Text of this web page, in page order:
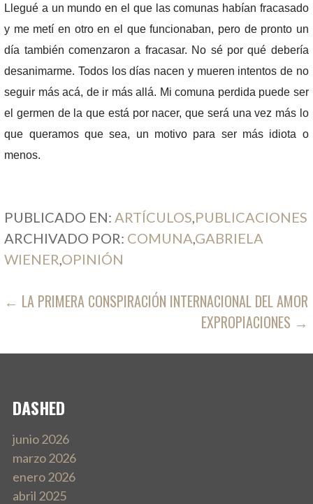
Llegué a un mundo en el que las comunas habían fracasado
y me metí en otro en el que funcionaban, pero de pronto un
día también comenzaron a fracasar. No sé por qué debería
desanimarme. Todos los días nacen y mueren intentos de no
seguir más acá, de ir más allá. Mi comuna perdida puede ser
el germen de la que está por nacer, que será una vez más lo
que queramos que sea, un motivo para ser más idiota o
menos.
PUBLICADO EN: ARTÍCULOS PUBLICACIONES
ARCHIVADO POR: COMUNA GABRIELA
WIENER OPINIÓN
N
e
a
c
← LA PRIMERA CONSPIRACIÓN INTERNACIONAL DEL AMOR
EXPROPIACIONES →
DASHED
junio 2026
marzo 2026
enero 2026
abril 2025